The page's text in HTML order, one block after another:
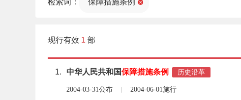
检索词： 保障措施条例
现行有效 1 部
1. 中华人民共和国保障措施条例 历史沿革
2004-03-31公布 2004-06-01施行